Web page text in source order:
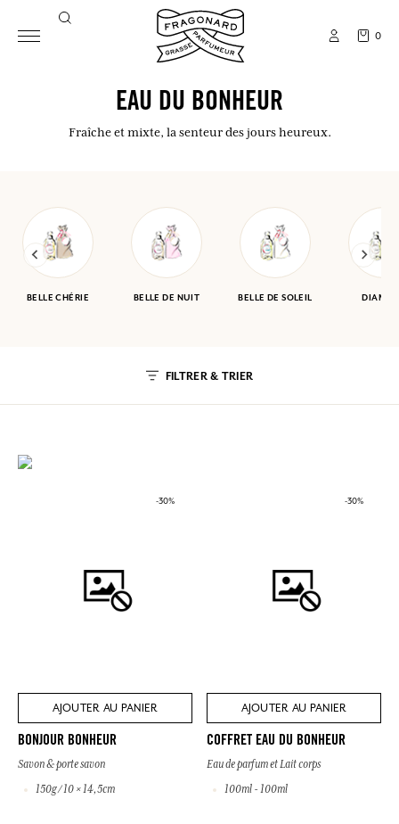
0
EAU DU BONHEUR
Fraîche et mixte, la senteur des jours heureux.
BELLE CHÉRIE BELLE DE NUIT BELLE DE SOLEIL
FILTRER & TRIER
-30%
AJOUTER AU PANIER
BONJOUR BONHEUR
Savon & porte savon
150g / 10 × 14,5cm
-30%
AJOUTER AU PANIER
COFFRET EAU DU BONHEUR
Eau de parfum et Lait corps
100ml - 100ml